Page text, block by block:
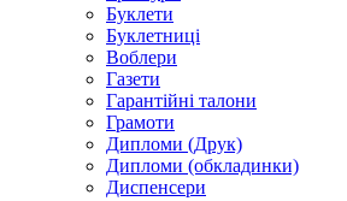
Буклети
Буклетниці
Воблери
Газети
Гарантійні талони
Грамоти
Дипломи (Друк)
Дипломи (обкладинки)
Диспенсери